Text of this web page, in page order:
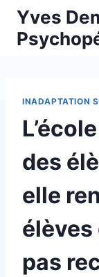
Skip
content
Yves
INADAPTATION
des
elle
élèves
pas